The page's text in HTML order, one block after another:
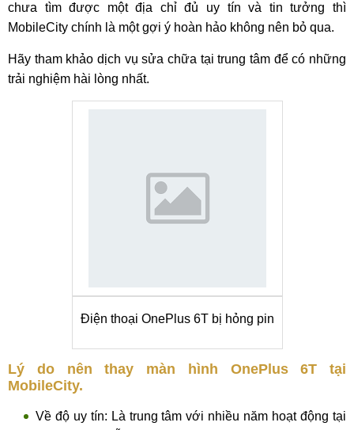
chưa tìm được một địa chỉ đủ uy tín và tin tưởng thì
MobileCity chính là một gợi ý hoàn hảo không nên bỏ qua.
Hãy tham khảo dịch vụ sửa chữa tại trung tâm để có những
trải nghiệm hài lòng nhất.
Điện thoại OnePlus 6T bị hỏng pin
Lý do nên thay màn hình OnePlus 6T tại
MobileCity.
Về độ uy tín: Là trung tâm với nhiều năm hoạt động tại